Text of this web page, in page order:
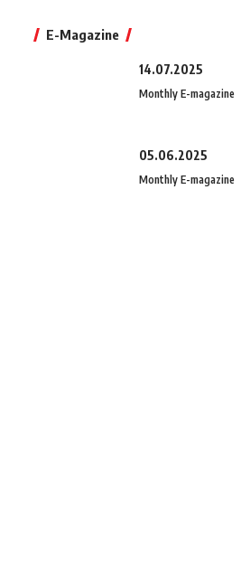
E-Magazine
14.07.2025
Monthly E-magazine
05.06.2025
Monthly E-magazine